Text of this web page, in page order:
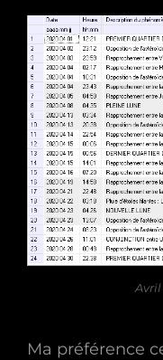
Avril
Ma préférence